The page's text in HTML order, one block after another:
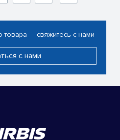
— свяжитесь с нами
с нами